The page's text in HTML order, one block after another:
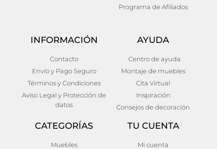
Aparador negro-natural
madera-hierro 160 x 41 x
90 cm
Buffet solden
Añadir al carrito
Programa de Afiliados
INFORMACIÓN
Contacto
Envío y Pago Seguro
Términos y Condiciones
Aviso Legal y Protección de
datos
AYUDA
Centro de ayuda
Montaje de muebles
Cita Virtual
Inspiración
Consejos de decoración
CATEGORÍAS
Muebles
TU CUENTA
Mi cuenta